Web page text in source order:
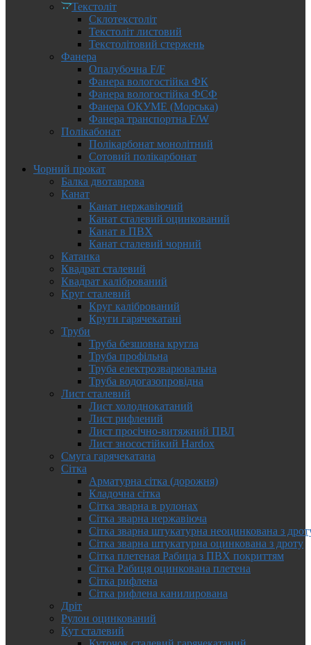
Текстоліт
Склотекстоліт
Текстоліт листовий
Текстолітовий стержень
Фанера
Опалубочна F/F
Фанера вологостійка ФК
Фанера вологостійка ФСФ
Фанера ОКУМЕ (Морська)
Фанера транспортна F/W
Полікабонат
Полікарбонат монолітний
Сотовий полікарбонат
Чорний прокат
Балка двотаврова
Канат
Канат нержавіючий
Канат сталевий оцинкований
Канат в ПВХ
Канат сталевий чорний
Катанка
Квадрат сталевий
Квадрат калібрований
Круг сталевий
Круг калібрований
Круги гарячекатані
Труби
Труба безшовна кругла
Труба профільна
Труба електрозварювальна
Труба водогазопровідна
Лист сталевий
Лист холоднокатаний
Лист рифлений
Лист просічно-витяжний ПВЛ
Лист зносостійкий Hardox
Смуга гарячекатана
Сітка
Арматурна сітка (дорожня)
Кладочна сітка
Сітка зварна в рулонах
Сітка зварна нержавіюча
Сітка зварна штукатурна неоцинкована з
Сітка зварна штукатурна оцинкована з дроту
Сітка плетеная Рабица з ПВХ покриттям
Сітка Рабиця оцинкована плетена
Сітка рифлена
Сітка рифлена канилирована
Дріт
Рулон оцинкований
Кут сталевий